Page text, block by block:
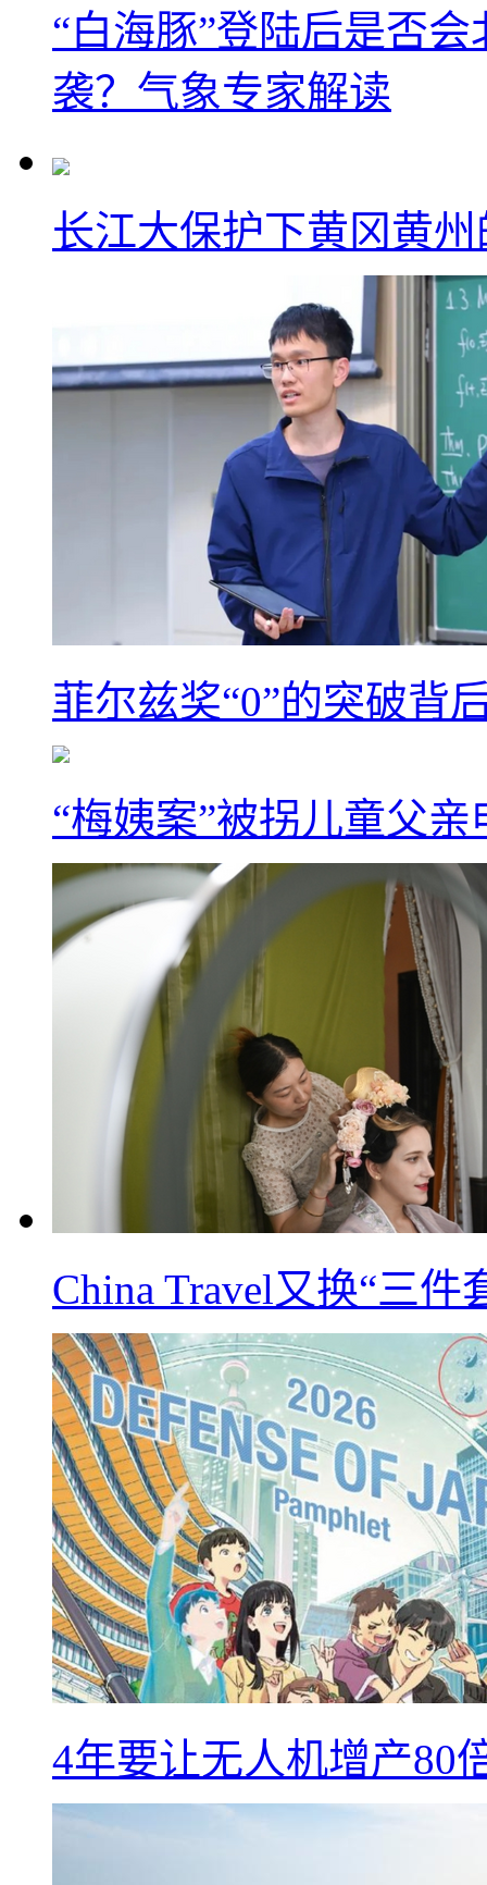
“白海豚”登陆后是否
袭？气象专家解读
长江大保护下黄冈黄
菲尔兹奖“0”的突破背
“梅姨案”被拐儿童父
China Travel又换“三
4年要让无人机增产80